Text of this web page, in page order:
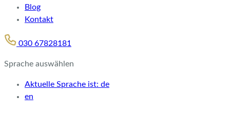
Blog
Kontakt
030 67828181
Sprache auswählen
Aktuelle Sprache ist: de
en